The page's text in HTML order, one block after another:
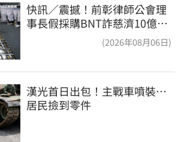
快訊／震撼！前彰律師公會理
事長假採購BNT詐慈濟10億、
洗錢囤232kg黃金(2026年08月06日)
漢光首日出包！主戰車噴裝…
居民撿到零件